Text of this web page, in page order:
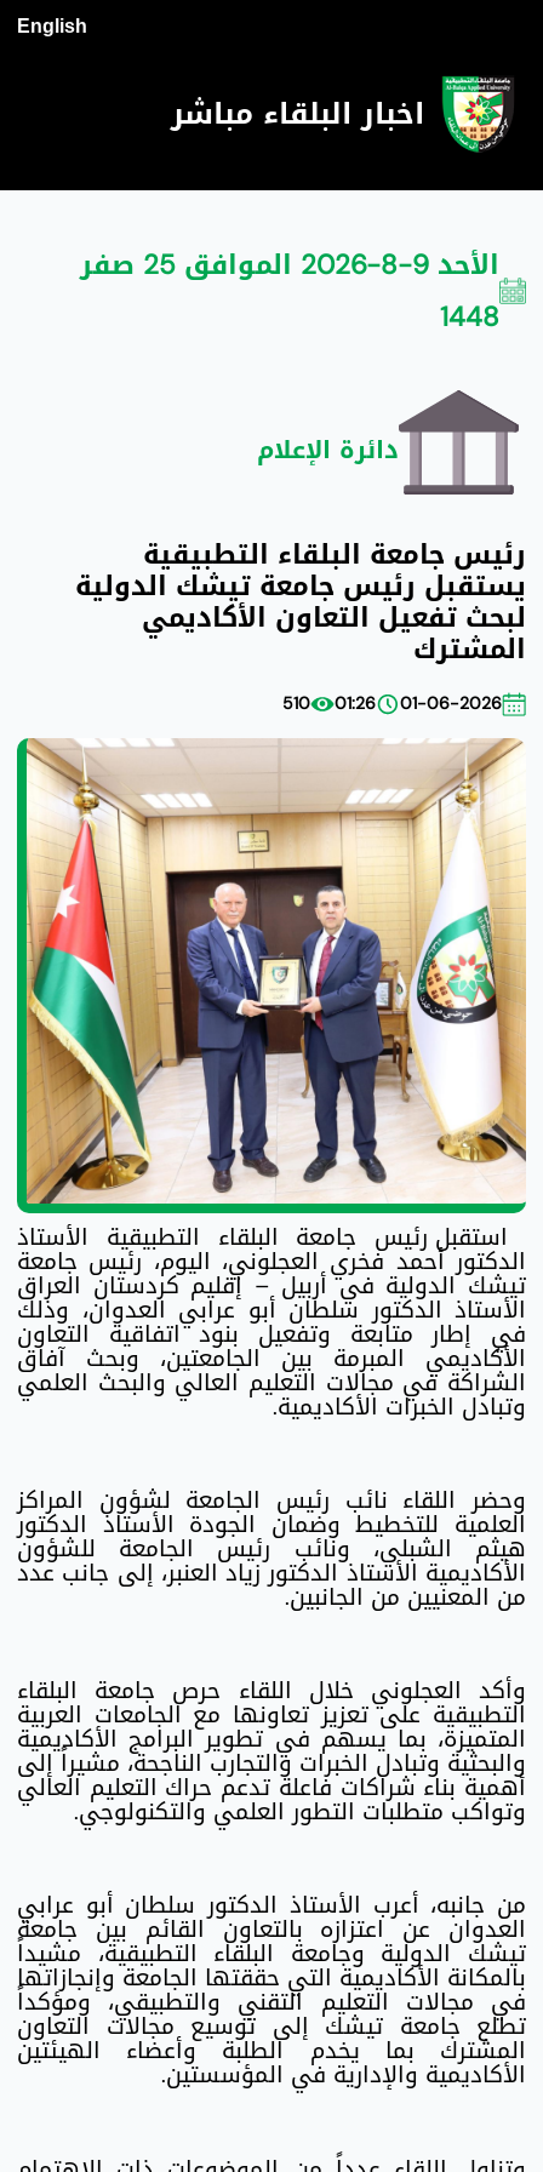
English
اخبار البلقاء مباشر
الأحد 9-8-2026 الموافق 25 صفر
1448
دائرة الإعلام
رئيس جامعة البلقاء التطبيقية
يستقبل رئيس جامعة تيشك الدولية
لبحث تفعيل التعاون الأكاديمي
المشترك
01-06-2026
01:26
510
استقبل رئيس جامعة البلقاء التطبيقية الأستاذ
الدكتور أحمد فخري العجلوني، اليوم، رئيس جامعة
تيشك الدولية في أربيل – إقليم كردستان العراق
الأستاذ الدكتور سلطان أبو عرابي العدوان، وذلك
في إطار متابعة وتفعيل بنود اتفاقية التعاون
الأكاديمي المبرمة بين الجامعتين، وبحث آفاق
الشراكة في مجالات التعليم العالي والبحث العلمي
وتبادل الخبرات الأكاديمية.
وحضر اللقاء نائب رئيس الجامعة لشؤون المراكز
العلمية للتخطيط وضمان الجودة الأستاذ الدكتور
هيثم الشبلي، ونائب رئيس الجامعة للشؤون
الأكاديمية الأستاذ الدكتور زياد العنبر، إلى جانب عدد
من المعنيين من الجانبين.
وأكد العجلوني خلال اللقاء حرص جامعة البلقاء
التطبيقية على تعزيز تعاونها مع الجامعات العربية
المتميزة، بما يسهم في تطوير البرامج الأكاديمية
والبحثية وتبادل الخبرات والتجارب الناجحة، مشيراً إلى
أهمية بناء شراكات فاعلة تدعم حراك التعليم العالي
وتواكب متطلبات التطور العلمي والتكنولوجي.
من جانبه، أعرب الأستاذ الدكتور سلطان أبو عرابي
العدوان عن اعتزازه بالتعاون القائم بين جامعة
تيشك الدولية وجامعة البلقاء التطبيقية، مشيداً
بالمكانة الأكاديمية التي حققتها الجامعة وإنجازاتها
في مجالات التعليم التقني والتطبيقي، ومؤكداً
تطلع جامعة تيشك إلى توسيع مجالات التعاون
المشترك بما يخدم الطلبة وأعضاء الهيئتين
الأكاديمية والإدارية في المؤسستين.